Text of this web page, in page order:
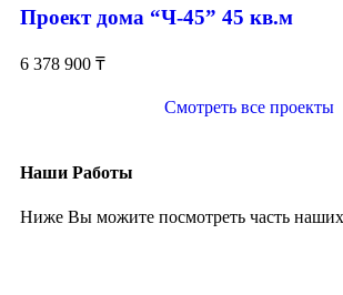
Проект дома “Ч-45” 45 кв.м
6 378 900 ₸
Смотреть все проекты
Наши Работы
Ниже Вы можите посмотреть часть наших